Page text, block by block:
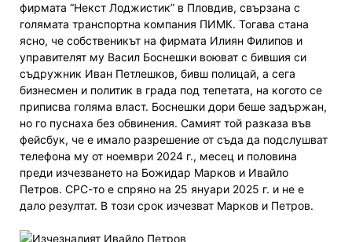
фирмата “Некст Лоджистик” в Пловдив, свързана с
голямата транспортна компания ПИМК. Тогава стана
ясно, че собственикът на фирмата Илиян Филипов и
управителят му Васил Боснешки воюват с бившия си
съдружник Иван Петлешков, бивш полицай, а сега
бизнесмен и политик в града под тепетата, на когото се
приписва голяма власт. Боснешки дори беше задържан,
но го пуснаха без обвинения. Самият той разказа във
фейсбук, че е имало разрешение от съда да подслушват
телефона му от ноември 2024 г., месец и половина
преди изчезването на Божидар Марков и Ивайло
Петров. СРС-то е спряно на 25 януари 2025 г. и не е
дало резултат. В този срок изчезват Марков и Петров.